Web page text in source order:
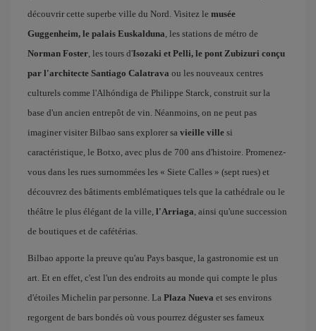
découvrir cette superbe ville du Nord. Visitez le musée
Guggenheim, le palais Euskalduna, les stations de métro de
Norman Foster, les tours d'Isozaki et Pelli, le pont Zubizuri conçu
par l'architecte Santiago Calatrava ou les nouveaux centres
culturels comme l'Alhóndiga de Philippe Starck, construit sur la
base d'un ancien entrepôt de vin. Néanmoins, on ne peut pas
imaginer visiter Bilbao sans explorer sa vieille ville si
caractéristique, le Botxo, avec plus de 700 ans d'histoire. Promenez-
vous dans les rues surnommées les « Siete Calles » (sept rues) et
découvrez des bâtiments emblématiques tels que la cathédrale ou le
théâtre le plus élégant de la ville, l'Arriaga, ainsi qu'une succession
de boutiques et de cafétérias.
Bilbao apporte la preuve qu'au Pays basque, la gastronomie est un
art. Et en effet, c'est l'un des endroits au monde qui compte le plus
d'étoiles Michelin par personne. La Plaza Nueva et ses environs
regorgent de bars bondés où vous pourrez déguster ses fameux